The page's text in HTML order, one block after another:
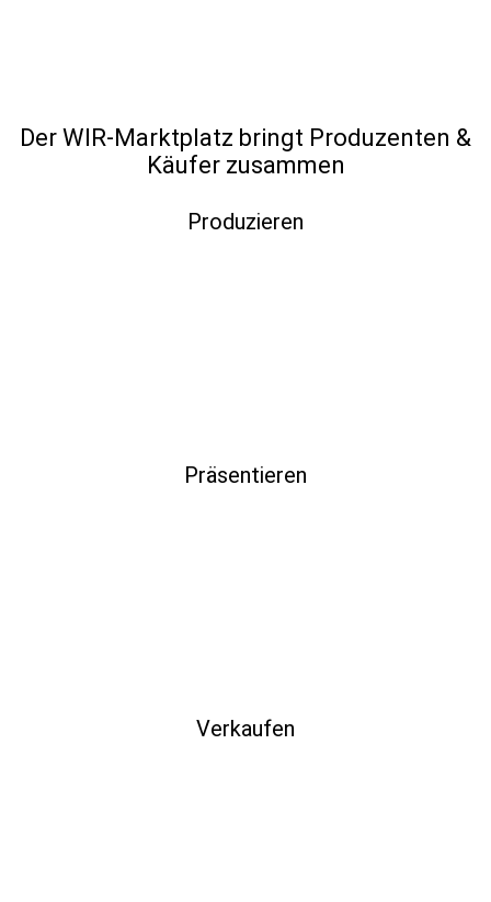
Der WIR-Marktplatz bringt Produzenten &
Käufer zusammen
Produzieren
Präsentieren
Verkaufen